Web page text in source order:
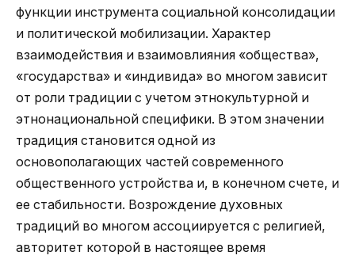
функции инструмента социальной консолидации
и политической мобилизации. Характер
взаимодействия и взаимовлияния «общества»,
«государства» и «индивида» во многом зависит
от роли традиции с учетом этнокультурной и
этнонациональной специфики. В этом значении
традиция становится одной из
основополагающих частей современного
общественного устройства и, в конечном счете, и
ее стабильности. Возрождение духовных
традиций во многом ассоциируется с религией,
авторитет которой в настоящее время